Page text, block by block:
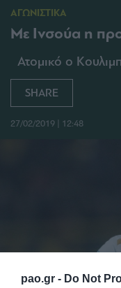
pao.gr - Do Not
ΑΓΩΝΙΣΤΙΚΑ
Με Ινσούα η
Ατομικό ο
SHARE
27/02/2019 | 12:48